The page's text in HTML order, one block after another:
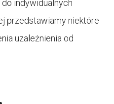
indywidualnych
przedstawiamy niektóre
uzależnienia od